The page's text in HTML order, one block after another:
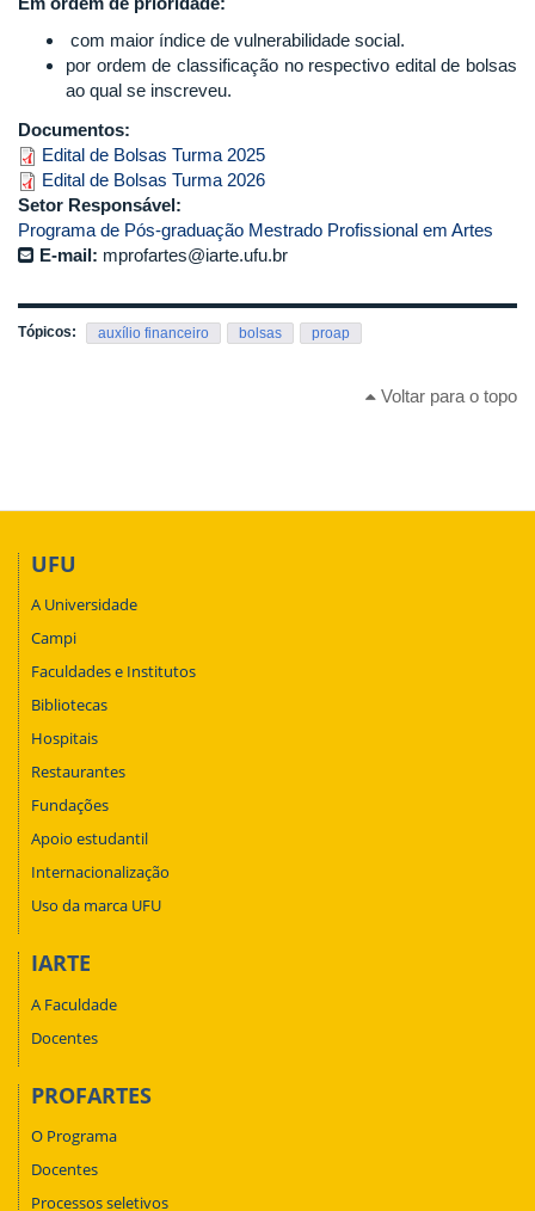
com maior índice de vulnerabilidade social.
por ordem de classificação no respectivo edital de bolsas
ao qual se inscreveu.
Documentos:
Edital de Bolsas Turma 2025
Edital de Bolsas Turma 2026
Setor Responsável:
Programa de Pós-graduação Mestrado Profissional em Artes
E-mail: mprofartes@iarte.ufu.br
Tópicos: auxílio financeiro bolsas proap
Voltar para o topo
UFU
A Universidade
Campi
Faculdades e Institutos
Bibliotecas
Hospitais
Restaurantes
Fundações
Apoio estudantil
Internacionalização
Uso da marca UFU
IARTE
A Faculdade
Docentes
PROFARTES
O Programa
Docentes
Processos seletivos